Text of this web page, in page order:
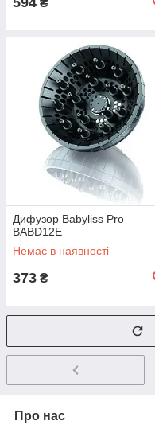
₴
Дифузор Babyliss Pro
BABD12E
Немає в наявності
373 ₴
Про нас